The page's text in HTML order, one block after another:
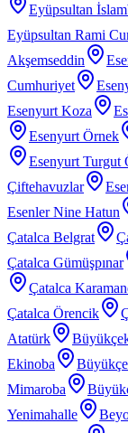
Eyüpsultan
Eyüpsultan Rami
Akşemseddin
Cumhuriyet
Esenyurt Koza
Esenyurt Örnek
Esenyurt Turgut
Çiftehavuzlar
Esenler Nine Hatun
Çatalca Belgrat
Çatalca Gümüşpınar
Çatalca
Çatalca Örencik
Atatürk
Ekinoba
Mimaroba
Yenimahalle